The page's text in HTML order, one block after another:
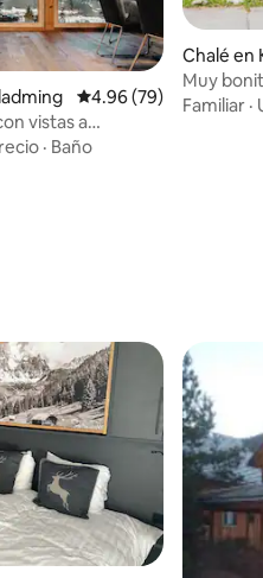
Calificación promedio:
4.96 (79)
vistas a
· Baño
Chalé en
Muy
estación
Familiar ·